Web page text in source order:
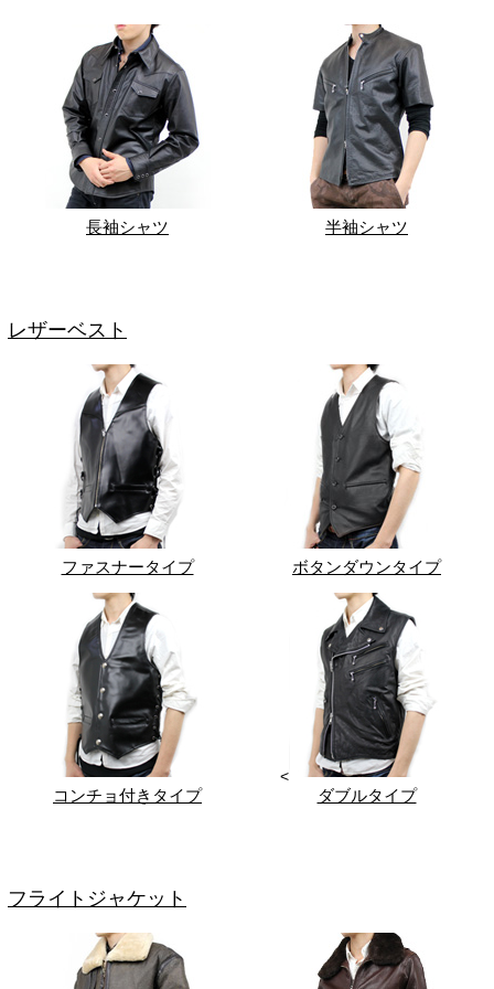
長袖シャツ 半袖シャツ
レザーベスト
ファスナータイプ ボタンダウンタイプ
コンチョ付きタイプ
<
ダブルタイプ
フライトジャケット